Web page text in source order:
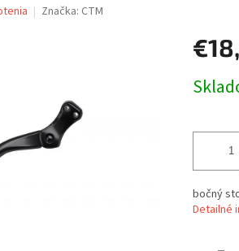
Značka: CTM
cena:
bočný
Detailné